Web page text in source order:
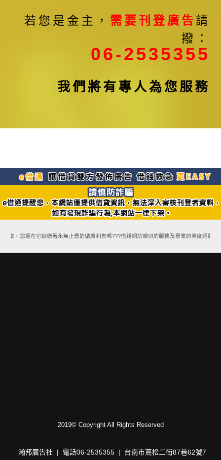
若您是金主， 需要刊登廣告 請
撥：
06-2535355
我們將有專人為您服務
案，您還在它舖繳著永無止盡的循環利息嗎???借錢網站親切的服務及專業的態度絕對
2019© Copyright All Rights Reserved
瀚邦廣告社 | 電話06-2535355 | 台南市蔦松二街87巷62號7